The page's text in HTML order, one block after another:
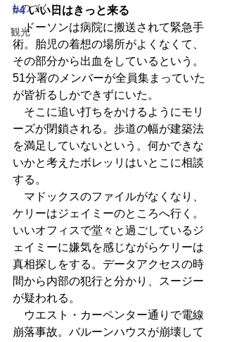
ものづくり
観光
#4 いい日はきっと来る
ドーソンは病院に搬送されて緊急手
術。胎児の着想の場所がよくなくて、
その部分から出血をしているという。
51分署のメンバーが全員集まっていた
が皆祈るしかできずにいた。
そこに追い打ちをかけるようにモリ
ーズが閉鎖される。歩道の幅が建築法
を満足していないという。何かできな
いかと考えたボレッリはいとこに相談
する。
マドックスのファイルがなくなり、
ケリーはジェイミーのところへ行く。
いいオフィスで堂々と過ごしているジ
ェイミーに嫌気を感じながらケリーは
真相探しをする。データアクセスの時
間から内部の犯行と分かり、スージー
が疑われる。
ウエスト・カーペンター通りで電線
崩落事故。バルーンハウスが崩壊して